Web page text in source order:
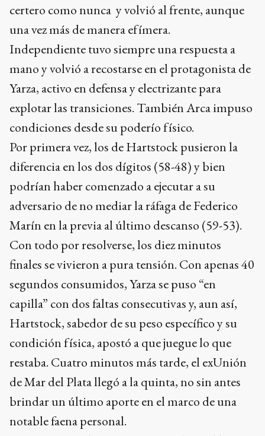
certero como nunca y volvió al frente, aunque
una vez más de manera efímera.
Independiente tuvo siempre una respuesta a
mano y volvió a recostarse en el protagonista de
Yarza, activo en defensa y electrizante para
explotar las transiciones. También Arca impuso
condiciones desde su poderío físico.
Por primera vez, los de Hartstock pusieron la
diferencia en los dos dígitos (58-48) y bien
podrían haber comenzado a ejecutar a su
adversario de no mediar la ráfaga de Federico
Marín en la previa al último descanso (59-53).
Con todo por resolverse, los diez minutos
finales se vivieron a pura tensión. Con apenas 40
segundos consumidos, Yarza se puso “en
capilla” con dos faltas consecutivas y, aun así,
Hartstock, sabedor de su peso específico y su
condición física, apostó a que juegue lo que
restaba. Cuatro minutos más tarde, el exUnión
de Mar del Plata llegó a la quinta, no sin antes
brindar un último aporte en el marco de una
notable faena personal.